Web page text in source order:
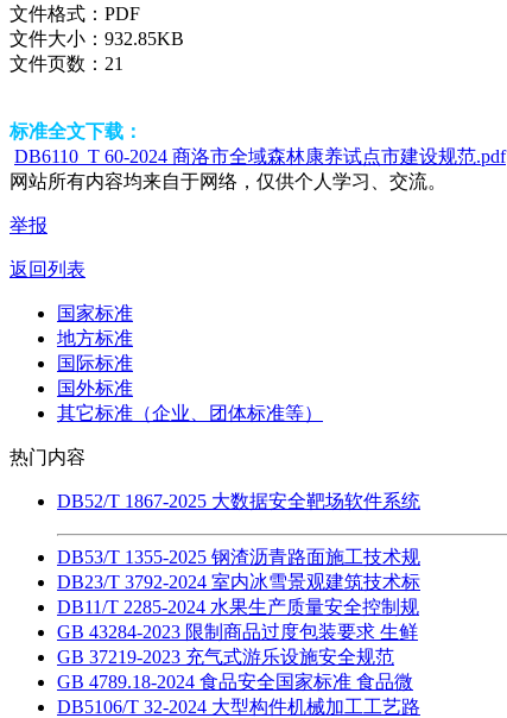
文件格式： PDF
文件大小： 932.85KB
文件页数： 21
标准全文下载：
DB6110_T 60-2024 商洛市全域森林康养试点市建设规范.pdf
网站所有内容均来自于网络，仅供个人学习、交流。
举报
返回列表
国家标准
地方标准
国际标准
国外标准
其它标准（企业、团体标准等）
热门内容
DB52/T 1867-2025 大数据安全靶场软件系统
DB53/T 1355-2025 钢渣沥青路面施工技术规
DB23/T 3792-2024 室内冰雪景观建筑技术标
DB11/T 2285-2024 水果生产质量安全控制规
GB 43284-2023 限制商品过度包装要求 生鲜
GB 37219-2023 充气式游乐设施安全规范
GB 4789.18-2024 食品安全国家标准 食品微
DB5106/T 32-2024 大型构件机械加工工艺路